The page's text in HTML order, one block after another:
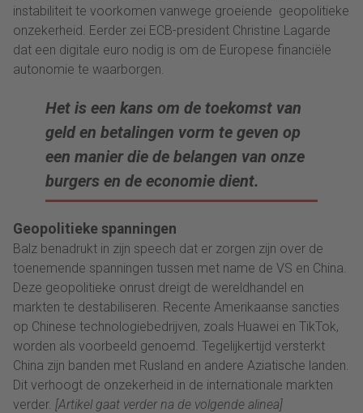
instabiliteit te voorkomen vanwege groeiende geopolitieke
onzekerheid. Eerder zei ECB-president Christine Lagarde
dat een digitale euro nodig is om de Europese financiële
autonomie te waarborgen.
Het is een kans om de toekomst van
geld en betalingen vorm te geven op
een manier die de belangen van onze
burgers en de economie dient.
Geopolitieke spanningen
Balz benadrukt in zijn speech dat er zorgen zijn over de
toenemende spanningen tussen met name de VS en China.
Deze geopolitieke onrust dreigt de wereldhandel en
markten te destabiliseren. Recente Amerikaanse sancties
op Chinese technologiebedrijven, zoals Huawei en TikTok,
worden als voorbeeld genoemd. Tegelijkertijd versterkt
China zijn banden met Rusland en andere Aziatische landen.
Dit verhoogt de onzekerheid in de internationale markten
verder. [Artikel gaat verder na de volgende alinea]